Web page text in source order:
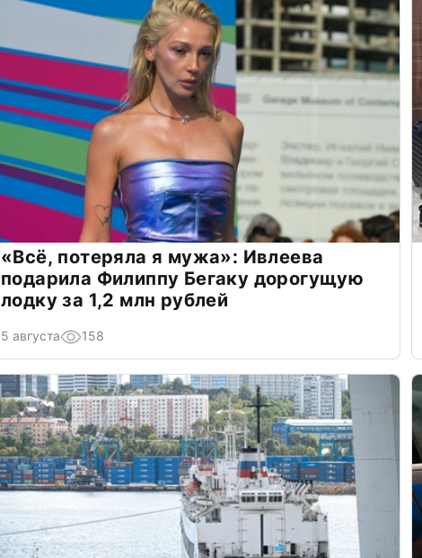
«Всё, потеряла я мужа»: Ивлеева
подарила Филиппу Бегаку дорогущую
лодку за 1,2 млн рублей
5 августа 158